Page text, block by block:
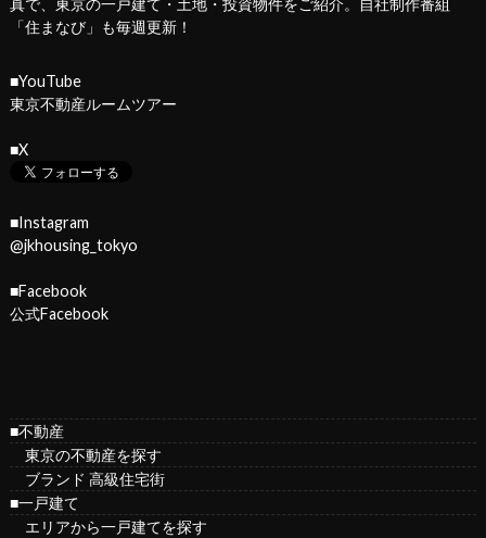
真で、東京の一戸建て・土地・投資物件をご紹介。自社制作番組
「住まなび」も毎週更新！
■YouTube
東京不動産ルームツアー
■X
■Instagram
@jkhousing_tokyo
■Facebook
公式Facebook
■不動産
東京の不動産を探す
ブランド 高級住宅街
■一戸建て
エリアから一戸建てを探す